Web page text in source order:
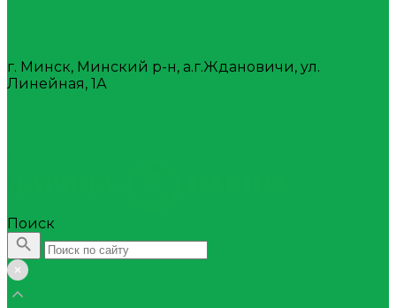
г. Минск, Минский р-н, а.г.Ждановичи, ул.
Линейная, 1А
Поиск